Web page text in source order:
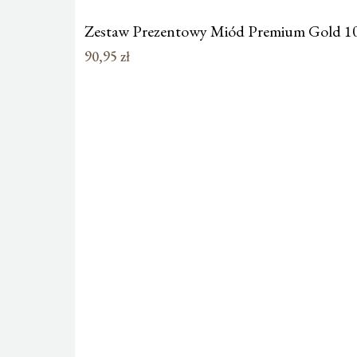
Zestaw Prezentowy Miód Premium Gold
90,95 zł